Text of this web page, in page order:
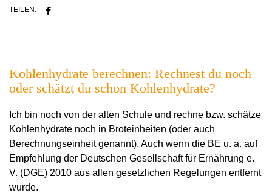
TEILEN:
Kohlenhydrate berechnen: Rechnest du noch
oder schätzt du schon Kohlenhydrate?
Ich bin noch von der alten Schule und rechne bzw. schätze
Kohlenhydrate noch in Broteinheiten (oder auch
Berechnungseinheit genannt). Auch wenn die BE u. a. auf
Empfehlung der Deutschen Gesellschaft für Ernährung e.
V. (DGE) 2010 aus allen gesetzlichen Regelungen entfernt
wurde.